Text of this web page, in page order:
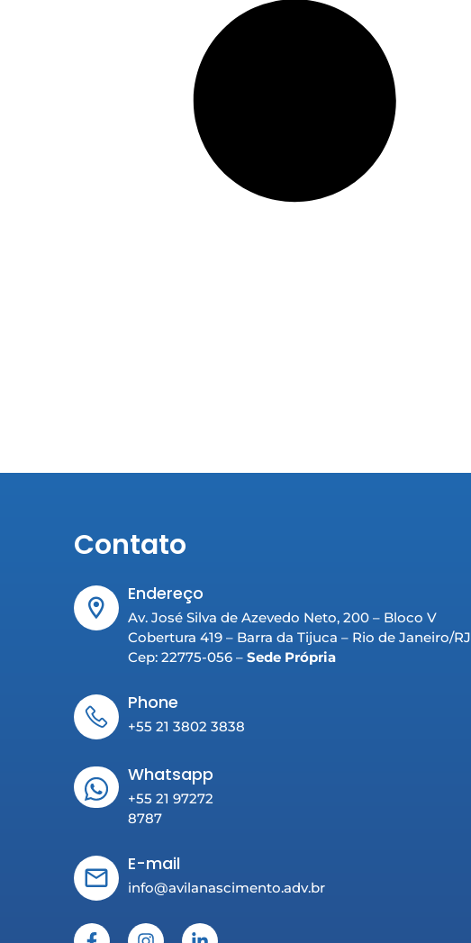
Contato
Endereço
Av. José Silva de Azevedo Neto, 200 – Bloco V
Cobertura 419 – Barra da Tijuca – Rio de Janeiro/RJ
Cep: 22775-056 – Sede Própria
Phone
+55 21 3802 3838
Whatsapp
+55 21 97272
8787
E-mail
info@avilanascimento.adv.br
F
I
L